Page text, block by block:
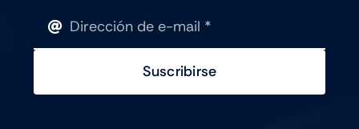
Suscribirse